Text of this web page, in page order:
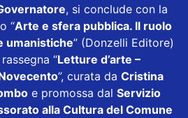
, si conclude con la
“Arte e sfera pubblica. Il ruolo
umanistiche” (Donzelli Editore)
“Letture d’arte –
”, curata da Cristina
e promossa dal Servizio
alla Cultura del Comune